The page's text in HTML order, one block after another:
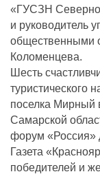
«ГУСЗН
и руководитель
общественными
Коломенцева.
Шесть
туристического
поселка Мирный
Самарской
форум «Россия»
Газета
победителей и